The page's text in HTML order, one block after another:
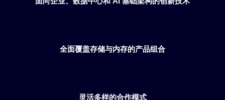
全面覆盖存储与内存的产品组合
灵活多样的合作模式